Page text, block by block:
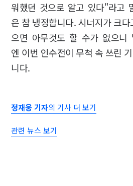
워했던 것으로 알고 있다"라고
은 참 냉정합니다. 시너지가 크
으면 아무것도 할 수가 없으니
엔 이번 인수전이 무척 속 쓰린
니다.
정재웅 기자의 기사 더 보기
관련 뉴스 보기